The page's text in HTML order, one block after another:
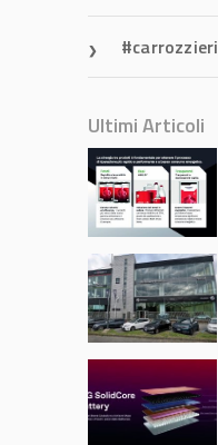
carrozzieri
Ultimi Articoli